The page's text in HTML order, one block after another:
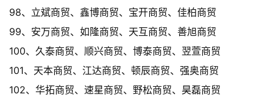
98、立斌商贸、鑫博商贸、宝开商贸、佳柏商贸
99、安万商贸、如隆商贸、天互商贸、善旭商贸
100、久泰商贸、顺兴商贸、博泰商贸、翌萱商贸
101、天本商贸、江达商贸、顿辰商贸、强奥商贸
102、华拓商贸、速星商贸、野松商贸、昊磊商贸